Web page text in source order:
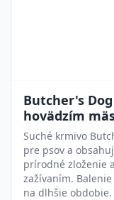
Butcher's
hovädzím
Suché krmivo
pre psov a
prírodné zloženie
zažívaním.
na dlhšie obdobie.